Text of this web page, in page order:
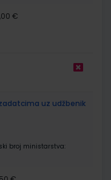
€
uz udžbenik
broj ministarstva: